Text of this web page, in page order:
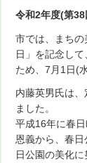
令和2年度(第
市では、まち
日」を記念し
ため、7月1日(
内藤英男氏は
ました。
平成16年に春
恩義から、春
日公園の美化に